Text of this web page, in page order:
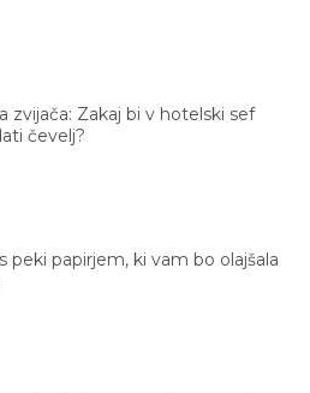
zvijača: Zakaj bi v hotelski sef
čevelj?
peki papirjem, ki vam bo olajšala